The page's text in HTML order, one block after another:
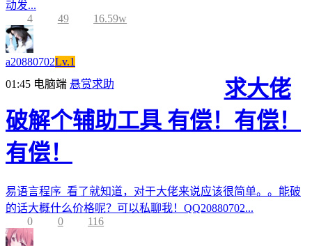
动发...
4
49 16.59w
a20880702Lv.1
01:45 电脑端 悬赏求助
求大佬
破解个辅助工具 有偿！有偿！
有偿！
易语言程序 看了就知道，对于大佬来说应该很简单。。能破
的话大概什么价格呢？可以私聊我！QQ20880702...
0
0 116